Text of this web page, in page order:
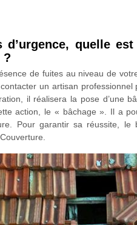
d’urgence, quelle
?
de fuites au niveau de
un artisan
il réalisera la pose d’une
action, le « bâchage ». Il a
Pour garantir sa réussite, le